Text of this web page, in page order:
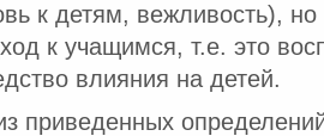
к детям, вежливость),
к учащимся, т.е. это
влияния на детей.
приведенных определений